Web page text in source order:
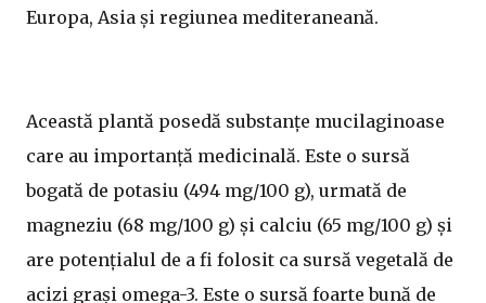
Europa, Asia și regiunea mediteraneană.
Această plantă posedă substanțe mucilaginoase
care au importanță medicinală. Este o sursă
bogată de potasiu (494 mg/100 g), urmată de
magneziu (68 mg/100 g) și calciu (65 mg/100 g) și
are potențialul de a fi folosit ca sursă vegetală de
acizi grași omega-3. Este o sursă foarte bună de